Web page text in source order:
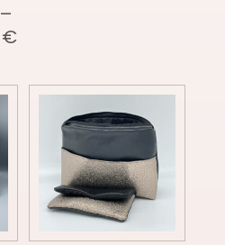
–
€Plage
prix :
25,00 €